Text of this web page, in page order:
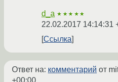
d_a ★★★★★
22.02.2017 14:14:31
Ссылка
Ответ на: комментарий от